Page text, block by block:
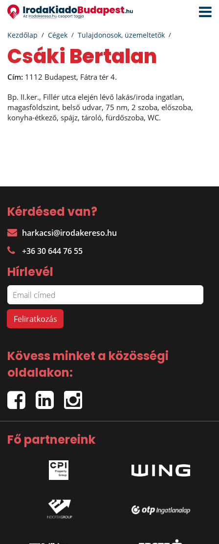
Kezdőlap Cégek Tulajdonosok, üzemeltetők
Csáki Bertalan
Cím: 1112 Budapest, Fátra tér 4.
Bp. II.ker., Fillér utca elején lévő lakás/iroda ingatlan,
magasföldszint, belső udvar, 75 nm, 2 szoba, előszoba,
konyha-étkező, spájz, tároló, fürdőszoba, WC.
Kérdésed van?
harkacsi@irodakereso.hu
+36 30 644 76 55
Hírlevél
Kövess minket a közösségi
oldalakon:
Fő partnereink